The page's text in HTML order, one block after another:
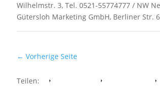
Wilhelmstr. 3, Tel. 0521-55774777 / NW
Gütersloh Marketing GmbH, Berliner Str.
← Vorherige Seite
Teilen: Facebook Whatsapp